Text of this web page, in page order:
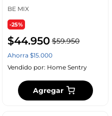
BE MIX
-25%
$44.950 $59.950
Ahorra $15.000
Vendido por: Home Sentry
Agregar